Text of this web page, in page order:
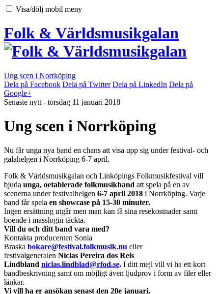
SkipVisa/dölj mobil meny
Folk & Världsmusikgalan
Ung scen i Norrköping
Dela på Facebook Dela på Twitter Dela på LinkedIn Dela på
Google+
Senaste nytt - torsdag 11 januari 2018
Ung scen i Norrköping
Nu får unga nya band en chans att visa upp sig under festival- och
galahelgen i Norrköping 6-7 april.
Folk & Världsmusikgalan och Linköpings Folkmusikfestival vill
bjuda unga, oetablerade folkmusikband att spela på en av
scenerna under festivalhelgen 6-7 april 2018 i Norrköping. Varje
band får spela en showcase på 15-30 minuter.
Ingen ersättning utgår men man kan få sina resekostnader samt
boende i masslogin täckta.
Vill du och ditt band vara med?
Kontakta producenten Sonia
Braska bokare@festival.folkmusik.nu eller
festivalgeneralen Niclas Pereira dos Reis
Lindbland niclas.lindblad@rfod.se. I ditt mejl vill vi ha ett kort
bandbeskrivning samt om möjligt även ljudprov i form av filer eller
länkar.
Vi vill ha er ansökan senast den 20e januari.